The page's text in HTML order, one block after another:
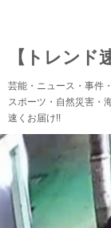
【トレンド
芸能・ニュース・事件
スポーツ・自然災害・
速くお届け!!